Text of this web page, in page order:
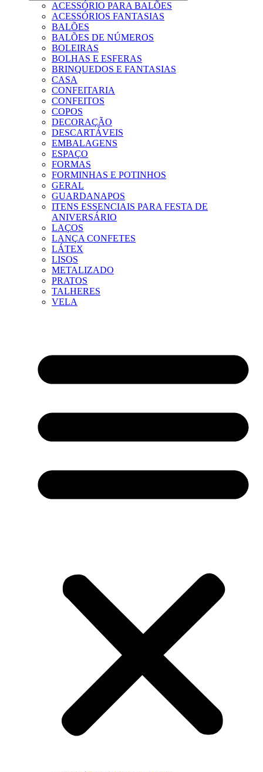
ACESSÓRIO PARA BALÕES
ACESSÓRIOS FANTASIAS
BALÕES
BALÕES DE NÚMEROS
BOLEIRAS
BOLHAS E ESFERAS
BRINQUEDOS E FANTASIAS
CASA
CONFEITARIA
CONFEITOS
COPOS
DECORAÇÃO
DESCARTÁVEIS
EMBALAGENS
ESPAÇO
FORMAS
FORMINHAS E POTINHOS
GERAL
GUARDANAPOS
ITENS ESSENCIAIS PARA FESTA DE
ANIVERSÁRIO
LAÇOS
LANÇA CONFETES
LÁTEX
LISOS
METALIZADO
PRATOS
TALHERES
VELA